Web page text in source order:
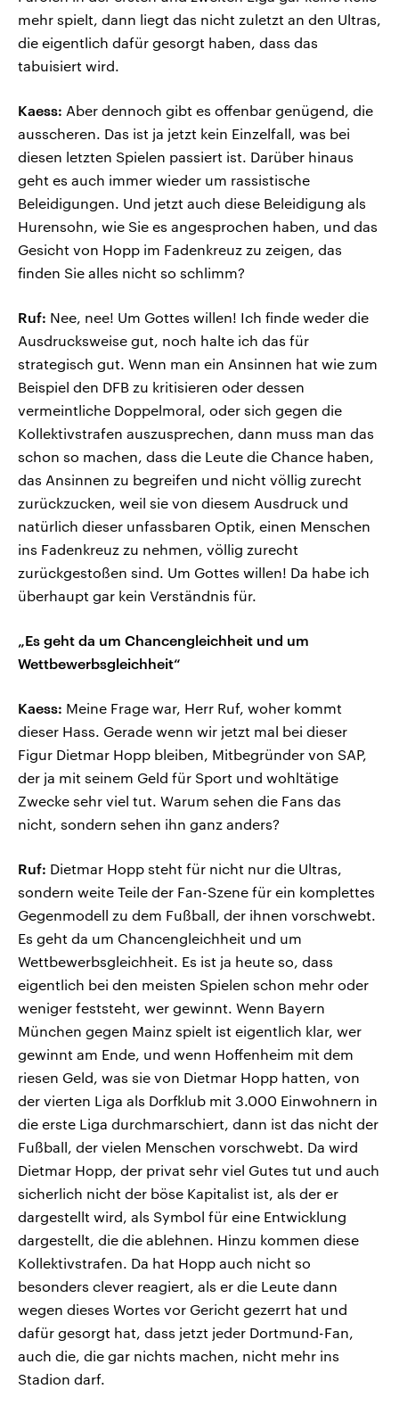
mehr spielt, dann liegt das nicht zuletzt an den Ultras,
die eigentlich dafür gesorgt haben, dass das
tabuisiert wird.
Kaess: Aber dennoch gibt es offenbar genügend, die
ausscheren. Das ist ja jetzt kein Einzelfall, was bei
diesen letzten Spielen passiert ist. Darüber hinaus
geht es auch immer wieder um rassistische
Beleidigungen. Und jetzt auch diese Beleidigung als
Hurensohn, wie Sie es angesprochen haben, und das
Gesicht von Hopp im Fadenkreuz zu zeigen, das
finden Sie alles nicht so schlimm?
Ruf: Nee, nee! Um Gottes willen! Ich finde weder die
Ausdrucksweise gut, noch halte ich das für
strategisch gut. Wenn man ein Ansinnen hat wie zum
Beispiel den DFB zu kritisieren oder dessen
vermeintliche Doppelmoral, oder sich gegen die
Kollektivstrafen auszusprechen, dann muss man das
schon so machen, dass die Leute die Chance haben,
das Ansinnen zu begreifen und nicht völlig zurecht
zurückzucken, weil sie von diesem Ausdruck und
natürlich dieser unfassbaren Optik, einen Menschen
ins Fadenkreuz zu nehmen, völlig zurecht
zurückgestoßen sind. Um Gottes willen! Da habe ich
überhaupt gar kein Verständnis für.
„Es geht da um Chancengleichheit und um
Wettbewerbsgleichheit“
Kaess: Meine Frage war, Herr Ruf, woher kommt
dieser Hass. Gerade wenn wir jetzt mal bei dieser
Figur Dietmar Hopp bleiben, Mitbegründer von SAP,
der ja mit seinem Geld für Sport und wohltätige
Zwecke sehr viel tut. Warum sehen die Fans das
nicht, sondern sehen ihn ganz anders?
Ruf: Dietmar Hopp steht für nicht nur die Ultras,
sondern weite Teile der Fan-Szene für ein komplettes
Gegenmodell zu dem Fußball, der ihnen vorschwebt.
Es geht da um Chancengleichheit und um
Wettbewerbsgleichheit. Es ist ja heute so, dass
eigentlich bei den meisten Spielen schon mehr oder
weniger feststeht, wer gewinnt. Wenn Bayern
München gegen Mainz spielt ist eigentlich klar, wer
gewinnt am Ende, und wenn Hoffenheim mit dem
riesen Geld, was sie von Dietmar Hopp hatten, von
der vierten Liga als Dorfklub mit 3.000 Einwohnern in
die erste Liga durchmarschiert, dann ist das nicht der
Fußball, der vielen Menschen vorschwebt. Da wird
Dietmar Hopp, der privat sehr viel Gutes tut und auch
sicherlich nicht der böse Kapitalist ist, als der er
dargestellt wird, als Symbol für eine Entwicklung
dargestellt, die die ablehnen. Hinzu kommen diese
Kollektivstrafen. Da hat Hopp auch nicht so
besonders clever reagiert, als er die Leute dann
wegen dieses Wortes vor Gericht gezerrt hat und
dafür gesorgt hat, dass jetzt jeder Dortmund-Fan,
auch die, die gar nichts machen, nicht mehr ins
Stadion darf.